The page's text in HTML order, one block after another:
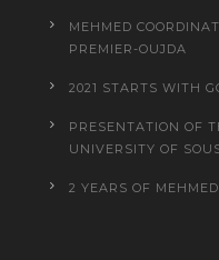
MEHMED
PREMIER-OUJDA
2021 STARTS WITH
PRESENTATION OF
UNIVERSITY OF
2 YEARS OF